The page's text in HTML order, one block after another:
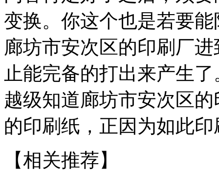
变换。你这个也是若要
廊坊市安次区的印刷厂
止能完备的打出来产生
越级知道廊坊市安次区
的印刷纸，正因为如此
【相关推荐】